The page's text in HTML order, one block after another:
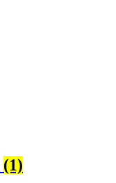
(1)